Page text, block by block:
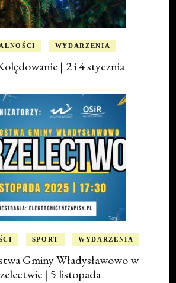
WYDARZENIA
| 2 i 4 stycznia
SPORT WYDARZENIA
Gminy Władysławowo w
| 5 listopada